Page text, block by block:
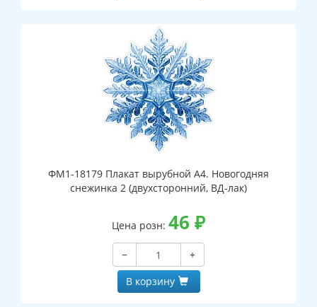
ФМ1-18179 Плакат вырубной А4. Новогодняя
снежинка 2 (двухсторонний, ВД-лак)
Цена розн: 46 ₽
−
+
В корзину